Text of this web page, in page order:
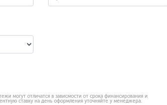
могут отличатся в зависмости от срока финансирования и
ставку на день оформления уточняйте у менеджера.